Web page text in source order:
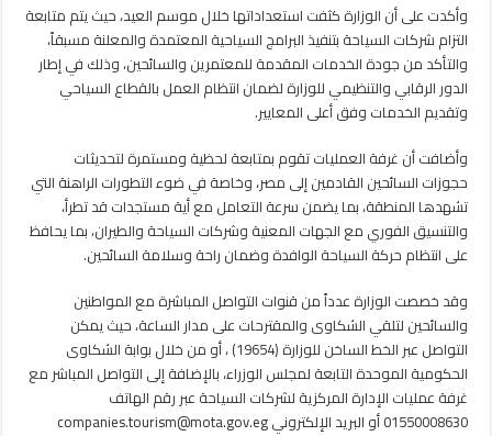
وأكدت على أن الوزارة كثفت استعداداتها خلال موسم العيد، حيث يتم متابعة
التزام شركات السياحة بتنفيذ البرامج السياحية المعتمدة والمعلنة مسبقاً،
والتأكد من جودة الخدمات المقدمة للمعتمرين والسائحين، وذلك في إطار
الدور الرقابي والتنظيمي للوزارة لضمان انتظام العمل بالقطاع السياحي
وتقديم الخدمات وفق أعلى المعايير.
وأضافت أن غرفة العمليات تقوم بمتابعة لحظية ومستمرة لتحديثات
حجوزات السائحين القادمين إلى مصر، وخاصة في ضوء التطورات الراهنة التي
تشهدها المنطقة، بما يضمن سرعة التعامل مع أية مستجدات قد تطرأ،
والتنسيق الفوري مع الجهات المعنية وشركات السياحة والطيران، بما يحافظ
على انتظام حركة السياحة الوافدة وضمان راحة وسلامة السائحين.
وقد خصصت الوزارة عدداً من قنوات التواصل المباشرة مع المواطنين
والسائحين لتلقي الشكاوى والمقترحات على مدار الساعة، حيث يمكن
التواصل عبر الخط الساخن للوزارة (19654) ، أو من خلال بوابة الشكاوى
الحكومية الموحدة التابعة لمجلس الوزراء، بالإضافة إلى التواصل المباشر مع
غرفة عمليات الإدارة المركزية لشركات السياحة عبر رقم الهاتف
01550008630 أو البريد الإلكتروني companies.tourism@mota.gov.eg